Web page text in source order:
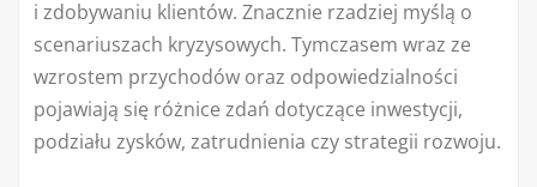
i zdobywaniu klientów. Znacznie rzadziej myślą o
scenariuszach kryzysowych. Tymczasem wraz ze
wzrostem przychodów oraz odpowiedzialności
pojawiają się różnice zdań dotyczące inwestycji,
podziału zysków, zatrudnienia czy strategii rozwoju.